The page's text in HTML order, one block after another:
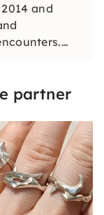
and
partner